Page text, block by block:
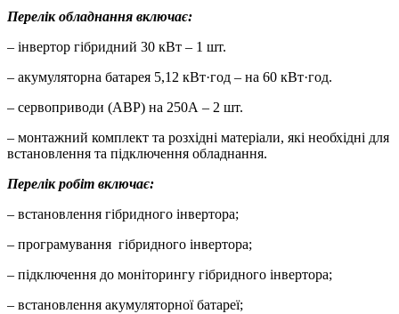
Перелік обладнання включає:
– інвертор гібридний 30 кВт – 1 шт.
– акумуляторна батарея 5,12 кВт·год – на 60 кВт·год.
– сервоприводи (АВР) на 250А – 2 шт.
– монтажний комплект та розхідні матеріали, які необхідні для
встановлення та підключення обладнання.
Перелік робіт включає:
– встановлення гібридного інвертора;
– програмування гібридного інвертора;
– підключення до моніторингу гібридного інвертора;
– встановлення акумуляторної батареї;